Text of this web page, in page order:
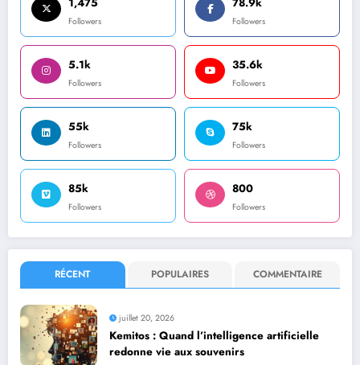
1,475
Followers
78.9k
Followers
5.1k
Followers
35.6k
Followers
55k
Followers
75k
Followers
85k
Followers
800
Followers
RÉCENT POPULAIRES COMMENTAIRE
juillet 20, 2026
Kemitos : Quand l’intelligence artificielle
redonne vie aux souvenirs